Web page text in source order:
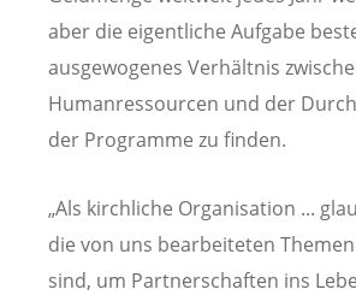
aber die eigentliche Aufgabe
ausgewogenes Verhältnis
Humanressourcen und der
der Programme zu finden.
„Als kirchliche Organisation ...
die von uns bearbeiteten
sind, um Partnerschaften ins